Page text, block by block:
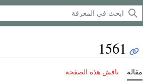
1561
مقالة ناقش هذه الصفحة